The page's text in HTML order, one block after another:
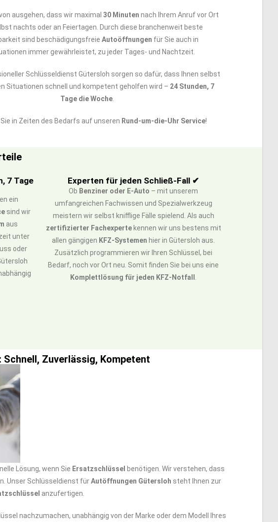
ausgehen, dass wir maximal 30 Minuten nach Ihrem Anruf vor Ort
nachts oder an Feiertagen. Durch diese branchenweit beste
sind beschädigungsfreie Autoöffnungen für Sie auch in
immer gewährleistet, zu jeder Tages- und Nachtzeit.
Schlüsseldienst Gütersloh sorgen so dafür, dass Ihnen selbst
Situationen schnell und kompetent geholfen wird – 24 Stunden, 7
Tage die Woche.
in Zeiten des Bedarfs auf unseren Rund-um-die-Uhr Service!
7 Tage
ein
sind wir
aus
unter
oder
Experten für jeden Schließ-Fall ✔
Ob Benziner oder E-Auto – mit unserem
umfangreichen Fachwissen und Spezialwerkzeug
meistern wir selbst knifflige Fälle spielend. Als auch
zertifizierter Fachexpertekennen wir uns bestens mit
allen gängigen KFZ-Systemen hier in Gütersloh aus.
Zusätzlich programmieren wir Ihren Schlüssel, bei
Bedarf, noch vor Ort neu. Somit finden Sie bei uns eine
Komplettlösung für jeden KFZ-Notfall
Zuverlässig, Kompetent
Lösung, wenn Sie Ersatzschlüssel benötigen. Wir verstehen, dass
Unser Schlüsseldienst fürAutöffnungen Gütersloh steht Ihnen zur
anzufertigen.
nachzumachen, unabhängig von der Marke oder dem Modell Ihres